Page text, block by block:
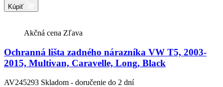
Kúpiť
Akčná cena Zľava
Ochranná lišta zadného nárazníka VW T5, 2003-
2015, Multivan, Caravelle, Long, Black
AV245293 Skladom - doručenie do 2 dní